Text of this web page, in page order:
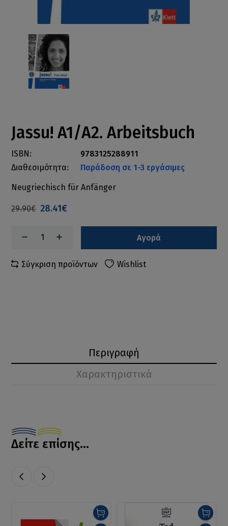
Jassu! A1/A2. Arbeitsbuch
ISBN:
9783125288911
Διαθεσιμότητα:
Παράδοση σε 1-3 εργάσιμες
Neugriechisch für Anfänger
29.90€ 28.41€
Αγορά
Σύγκριση προϊόντων Wishlist
Περιγραφή
Χαρακτηριστικά
Δείτε επίσης...